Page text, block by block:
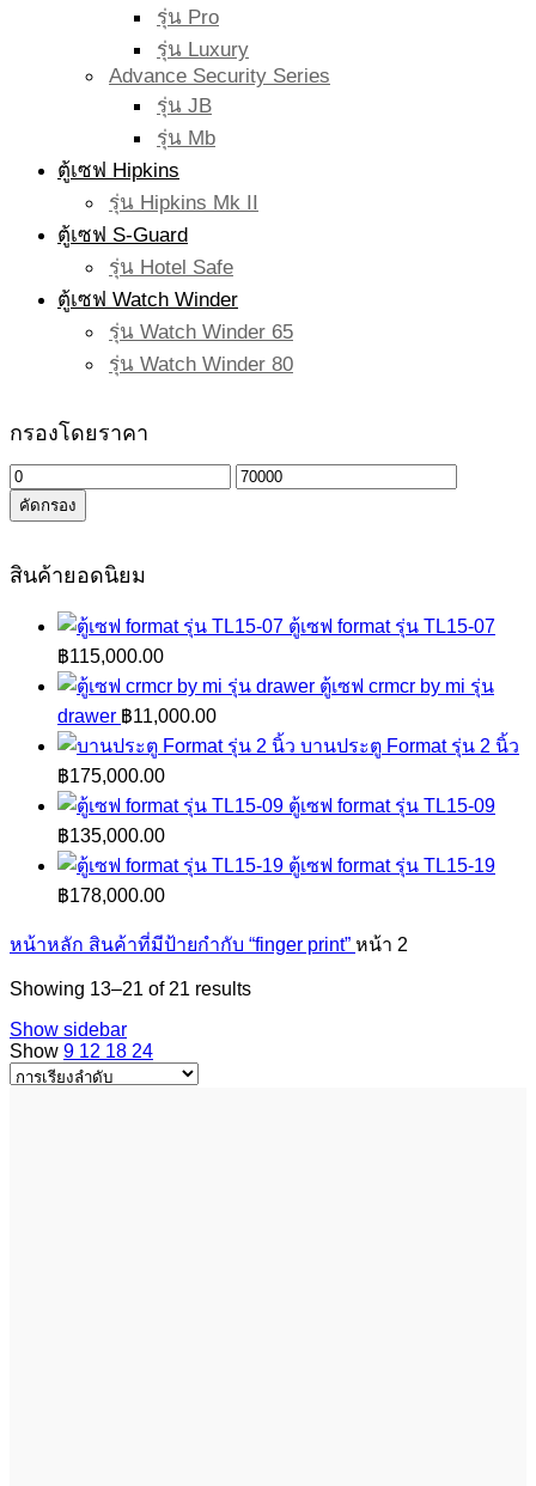
รุ่น Pro
รุ่น Luxury
Advance Security Series
รุ่น JB
รุ่น Mb
ตู้เซฟ Hipkins
รุ่น Hipkins Mk II
ตู้เซฟ S-Guard
รุ่น Hotel Safe
ตู้เซฟ Watch Winder
รุ่น Watch Winder 65
รุ่น Watch Winder 80
กรองโดยราคา
ราคา
ต่ำ
ราคา
คัดกรอง
สินค้ายอดนิยม
ตู้เซฟ format รุ่น TL15-07
฿115,000.00
ตู้เซฟ crmcr by mi รุ่น
drawer ฿11,000.00
บานประตู Format รุ่น 2 นิ้ว
฿175,000.00
ตู้เซฟ format รุ่น TL15-09
฿135,000.00
ตู้เซฟ format รุ่น TL15-19
฿178,000.00
หน้าหลัก สินค้าที่มีป้ายกำกับ “finger print” หน้า 2
Showing 13–21 of 21 results
Show sidebar
Show 9 12 18 24